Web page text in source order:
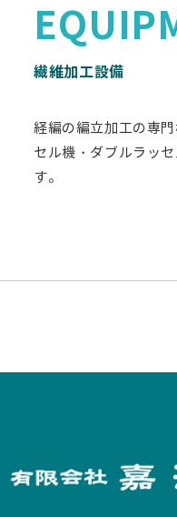
繊維加工設備
経編の編立加工の専
セル機・ダブルラッ
す。